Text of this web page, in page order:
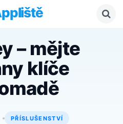
– mějte
klíče
PŘÍSLUŠENSTVÍ